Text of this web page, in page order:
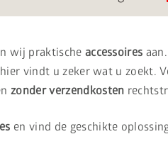
wij praktische accessoires
vindt u zeker wat u zoekt.
zonder verzendkosten
en vind de geschikte